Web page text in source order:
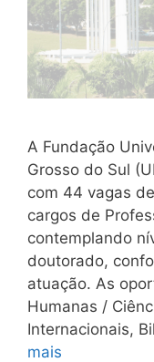
A Fundação
Grosso do Sul
com 44 vagas
cargos de
contemplando
doutorado,
atuação. As
Humanas /
Internacionais,
mais